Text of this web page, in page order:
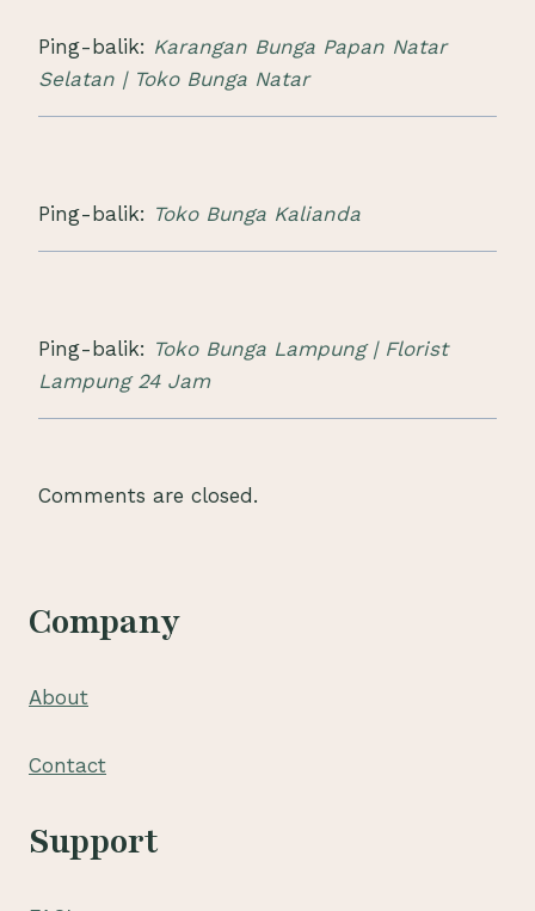
Ping-balik: Karangan Bunga Papan Natar
Selatan | Toko Bunga Natar
Ping-balik: Toko Bunga Kalianda
Ping-balik: Toko Bunga Lampung | Florist
Lampung 24 Jam
Comments are closed.
Company
About
Contact
Support